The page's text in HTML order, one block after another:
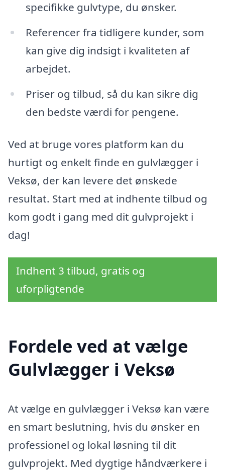
specifikke gulvtype, du ønsker.
Referencer fra tidligere kunder, som
kan give dig indsigt i kvaliteten af
arbejdet.
Priser og tilbud, så du kan sikre dig
den bedste værdi for pengene.
Ved at bruge vores platform kan du
hurtigt og enkelt finde en gulvlægger i
Veksø, der kan levere det ønskede
resultat. Start med at indhente tilbud og
kom godt i gang med dit gulvprojekt i
dag!
Indhent 3 tilbud, gratis og
uforpligtende
Fordele ved at vælge
Gulvlægger i Veksø
At vælge en gulvlægger i Veksø kan være
en smart beslutning, hvis du ønsker en
professionel og lokal løsning til dit
gulvprojekt. Med dygtige håndværkere i